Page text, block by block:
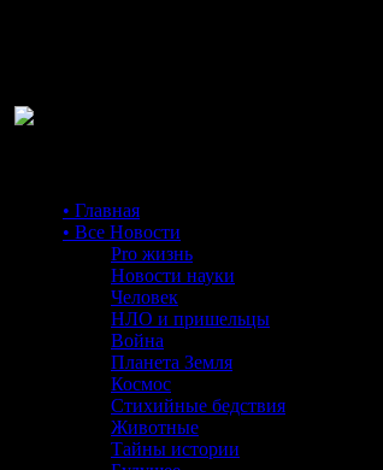
• Главная
• Все Новости
Pro жизнь
Новости науки
Человек
НЛО и пришельцы
Война
Планета Земля
Космос
Стихийные бедствия
Животные
Тайны истории